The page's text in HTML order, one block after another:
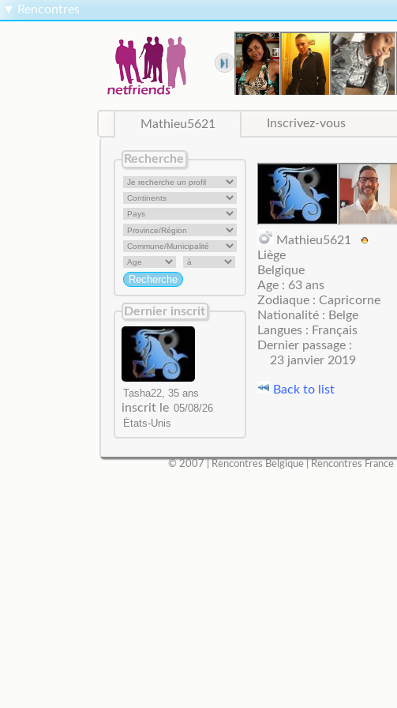
▼ Rencontres
Mathieu5621 Inscrivez-vous
Recherche
Dernier inscrit
inscrit le
Mathieu5621
Liège
Belgique
Age : 63 ans
Zodiaque : Capricorne
Nationalité : Belge
Langues : Français
Dernier passage :
23 janvier 2019
Back to list
© 2007 | Rencontres Belgique| Rencontres France|